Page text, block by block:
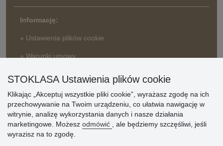
Informację:
» Ustawienia plików cookie
» Warunki umowy
» Sposób dostawy i płatności
» Reklamacje
» Dlaczego należy się zarejestrować?
» Najczęściej zadawane pytania
STOKLASA Ustawienia plików cookie
Klikając „Akceptuj wszystkie pliki cookie”, wyrażasz zgodę na ich
przechowywanie na Twoim urządzeniu, co ułatwia nawigację w
witrynie, analizę wykorzystania danych i nasze działania
marketingowe. Możesz odmówić
, ale będziemy szczęśliwi, jeśli
wyrazisz na to zgodę.